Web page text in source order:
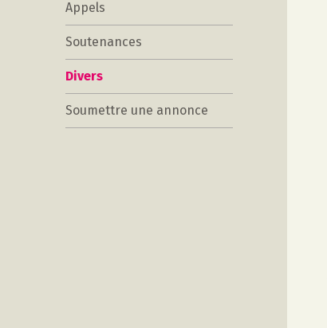
Appels
Soutenances
Divers
Soumettre une annonce